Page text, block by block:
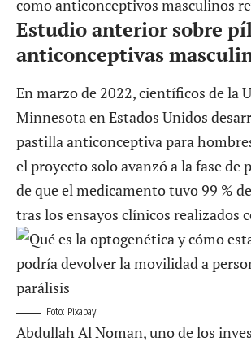
como anticonceptivos masculinos
Estudio anterior sobre
anticonceptivas
En marzo de 2022, científicos de la
Minnesota en Estados Unidos
pastilla anticonceptivapara
el proyecto solo avanzó a la fase de
de que el medicamento tuvo 99 %
tras los ensayos clínicos realizados
Foto: Pixabay
Abdullah Al Noman, uno de los